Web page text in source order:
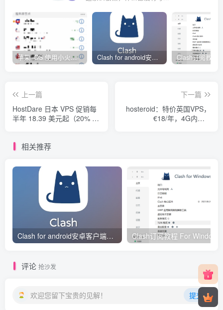
苹果 iOS 使用小火箭(shadowrocket)新手教程 Clash for android安卓客户端保姆级新手使用教程
上一篇
HostDare 日本 VPS 促销每
半年 18.39 美元起（20% 折
下一篇
hosteroid：特价英国VPS，
€18/年，4G内存/2
相关推荐
Clash for android安卓客户端保姆级新手使用教程
评论 抢沙发
欢迎您留下宝贵的见解！ 提交